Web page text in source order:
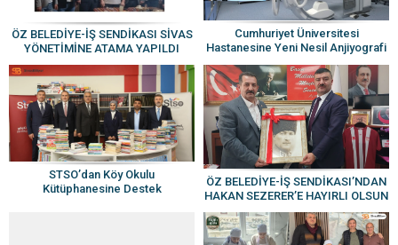
ÖZ BELEDİYE-İŞ SENDİKASI SİVAS
YÖNETİMİNE ATAMA YAPILDI
Cumhuriyet Üniversitesi
Hastanesine Yeni Nesil Anjiyografi
Cihazı
STSO’dan Köy Okulu
Kütüphanesine Destek
ÖZ BELEDİYE-İŞ SENDİKASI’NDAN
HAKAN SEZERER’E HAYIRLI OLSUN
ZİYARETİ